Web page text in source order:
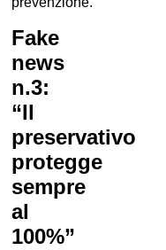
Fake
news
n.3:
“Il
preservativo
protegge
sempre
al
100%”